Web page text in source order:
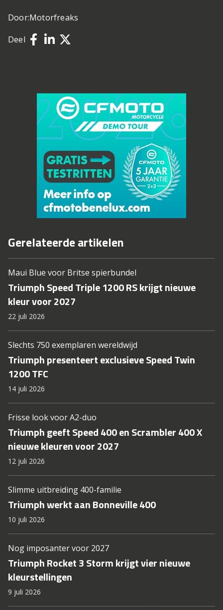
Door:Motorfreaks
Deel
Gerelateerde artikelen
Maui Blue voor Britse spierbundel
Triumph Speed Triple 1200 RS krijgt nieuwe
kleur voor 2027
22 juli 2026
Slechts 750 exemplaren wereldwijd
Triumph presenteert exclusieve Speed Twin
1200 TFC
14 juli 2026
Frisse look voor A2-duo
Triumph geeft Speed 400 en Scrambler 400 X
nieuwe kleuren voor 2027
12 juli 2026
Slimme uitbreiding 400-familie
Triumph werkt aan Bonneville 400
10 juli 2026
Nog imposanter voor 2027
Triumph Rocket 3 Storm krijgt vier nieuwe
kleurstellingen
9 juli 2026